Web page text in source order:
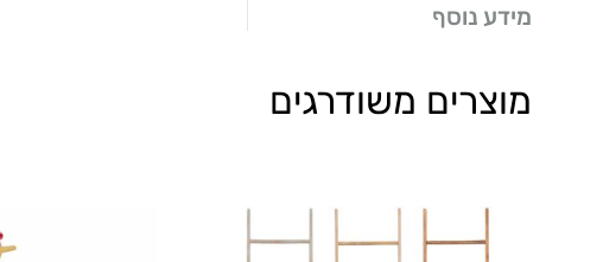
מידע נוסף
מוצרים משודרגים